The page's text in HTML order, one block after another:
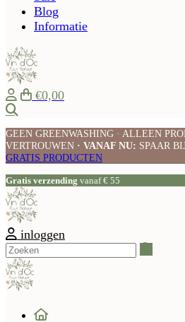
Blog
Informatie
€0,00
GEEN GREENWASHING · ALLEEN
VERTROUWEN · VANAF NU: SPAAR
GRATIS PRODUCTEN
Gratis verzending vanaf € 55
inloggen